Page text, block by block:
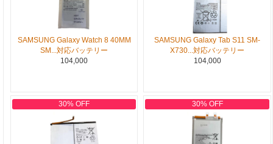
SAMSUNG Galaxy Watch 8 40MM
SM...対応バッテリー
104,000
SAMSUNG Galaxy Tab S11 SM-
X730...対応バッテリー
104,000
30% OFF 30% OFF